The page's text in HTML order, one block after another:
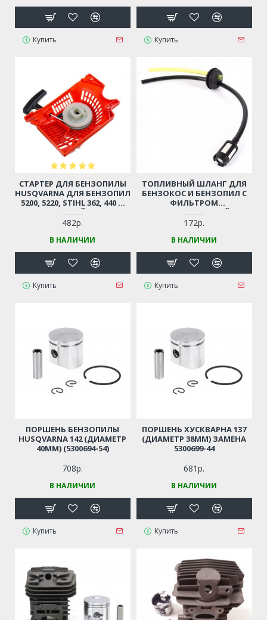
Купить Купить
СТАРТЕР ДЛЯ БЕНЗОПИЛЫ
HUSQVARNA ДЛЯ БЕНЗОПИЛ
5200, 5220, STIHL 362, 440 И
ДР. (КИТАЙСКИЕ
БЕНЗОПИЛЫ 45-52СМ3,
ЦЫГАНКА)
482р.
В НАЛИЧИИ
Купить
ТОПЛИВНЫЙ ШЛАНГ ДЛЯ
БЕНЗОКОС И БЕНЗОПИЛ С
ФИЛЬТРОМ
(УНИВЕРСАЛЬНЫЙ)
172р.
В НАЛИЧИИ
Купить
ПОРШЕНЬ БЕНЗОПИЛЫ
HUSQVARNA 142 (ДИАМЕТР
40ММ) (5300694-54)
708р.
В НАЛИЧИИ
Купить
ПОРШЕНЬ ХУСКВАРНА 137
(ДИАМЕТР 38ММ) ЗАМЕНА
5300699-44
681р.
В НАЛИЧИИ
Купить